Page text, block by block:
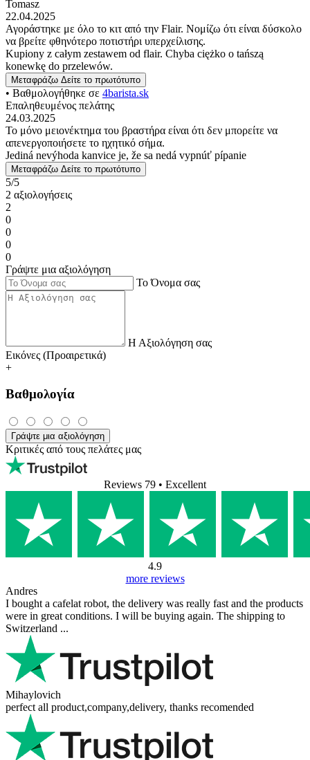
Tomasz
22.04.2025
Αγοράστηκε με όλο το κιτ από την Flair. Νομίζω ότι είναι δύσκολο
να βρείτε φθηνότερο ποτιστήρι υπερχείλισης.
Kupiony z całym zestawem od flair. Chyba ciężko o tańszą
konewkę do przelewów.
Μεταφράζω Δείτε το πρωτότυπο
• Βαθμολογήθηκε σε 4barista.sk
Επαληθευμένος πελάτης
24.03.2025
Το μόνο μειονέκτημα του βραστήρα είναι ότι δεν μπορείτε να
απενεργοποιήσετε το ηχητικό σήμα.
Jediná nevýhoda kanvice je, že sa nedá vypnúť pípanie
Μεταφράζω Δείτε το πρωτότυπο
5/5
2 αξιολογήσεις
2
0
0
0
0
Γράψτε μια αξιολόγηση
Το Όνομα σας
Η Αξιολόγηση σας
Εικόνες (Προαιρετικά)
+
Βαθμολογία
Γράψτε μια αξιολόγηση
Κριτικές από τους πελάτες μας
Reviews 79 • Excellent
4.9
more reviews
Andres
I bought a cafelat robot, the delivery was really fast and the products
were in great conditions. I will be buying again. The shipping to
Switzerland ...
Mihaylovich
perfect all product,company,delivery, thanks recomended